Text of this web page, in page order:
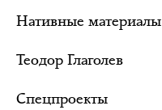
Нативные материалы
Теодор Глаголев
Спецпроекты